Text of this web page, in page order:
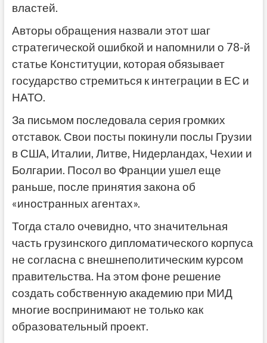
властей.
Авторы обращения назвали этот шаг
стратегической ошибкой и напомнили о 78-й
статье Конституции, которая обязывает
государство стремиться к интеграции в ЕС и
НАТО.
За письмом последовала серия громких
отставок. Свои посты покинули послы Грузии
в США, Италии, Литве, Нидерландах, Чехии и
Болгарии. Посол во Франции ушел еще
раньше, после принятия закона об
«иностранных агентах».
Тогда стало очевидно, что значительная
часть грузинского дипломатического корпуса
не согласна с внешнеполитическим курсом
правительства. На этом фоне решение
создать собственную академию при МИД
многие воспринимают не только как
образовательный проект.